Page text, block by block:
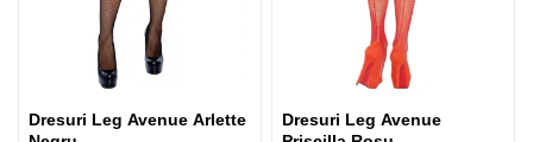
Dresuri Leg Avenue Arlette
Dresuri Leg Avenue